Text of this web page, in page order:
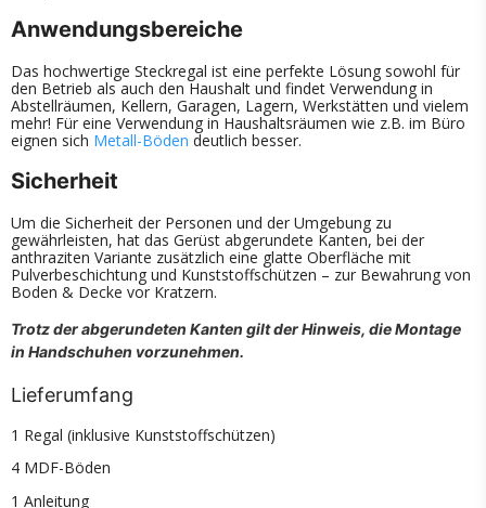
Anwendungsbereiche
Das hochwertige Steckregal ist eine perfekte Lösung sowohl für
den Betrieb als auch den Haushalt und findet Verwendung in
Abstellräumen, Kellern, Garagen, Lagern, Werkstätten und vielem
mehr! Für eine Verwendung in Haushaltsräumen wie z.B. im Büro
eignen sich Metall-Böden deutlich besser.
Sicherheit
Um die Sicherheit der Personen und der Umgebung zu
gewährleisten, hat das Gerüst abgerundete Kanten, bei der
anthraziten Variante zusätzlich eine glatte Oberfläche mit
Pulverbeschichtung und Kunststoffschützen – zur Bewahrung von
Boden & Decke vor Kratzern.
Trotz der abgerundeten Kanten gilt der Hinweis, die Montage
in Handschuhen vorzunehmen.
Lieferumfang
1 Regal (inklusive Kunststoffschützen)
4 MDF-Böden
1 Anleitung